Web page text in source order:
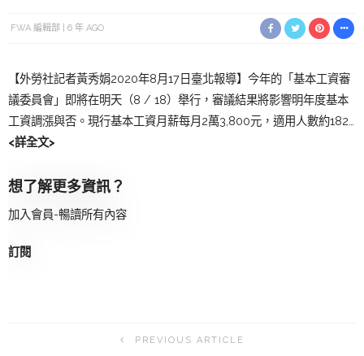
FWA 編輯部 6 年 AGO
【外勞社記者黃秀娟2020年8月17日臺北報導】今年的「基本工資審
議委員會」即將在明天（8 / 18）舉行，審議結果將影響明年度基本
工資調漲與否。現行基本工資月薪每月2萬3,800元，適用人數約182…
<詳全文>
想了解更多資訊？
加入會員-暢讀所有內容
訂閱
PREVIOUS ARTICLE